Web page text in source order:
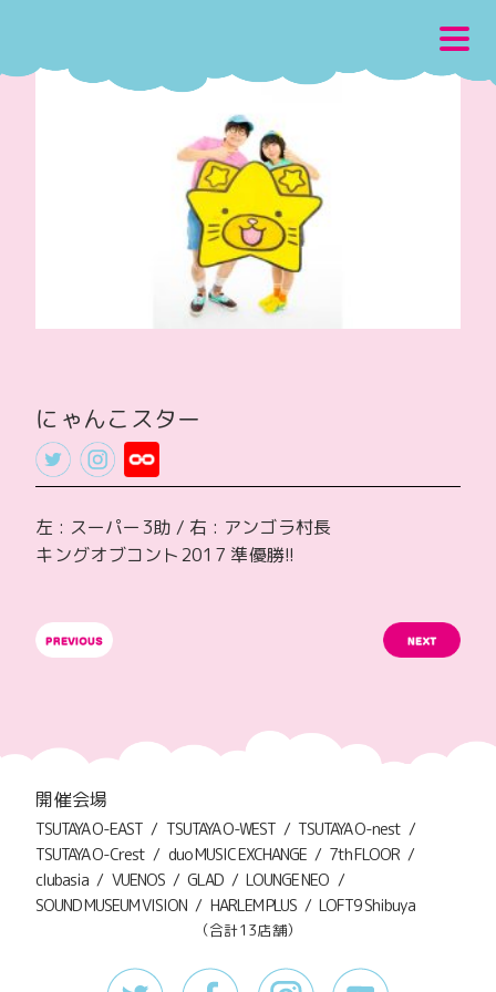
にゃんこスター
左 : スーパー3助 / 右 : アンゴラ村長
キングオブコント2017 準優勝!!
開催会場
TSUTAYA O-EAST TSUTAYA O-WEST
TSUTAYA O-nest
TSUTAYA O-Crest
duo MUSIC EXCHANGE
7th FLOOR
clubasia
VUENOS GLAD
LOUNGE NEO
SOUND MUSEUM VISION
HARLEM PLUS LOFT9 Shibuya
（合計13店舗）